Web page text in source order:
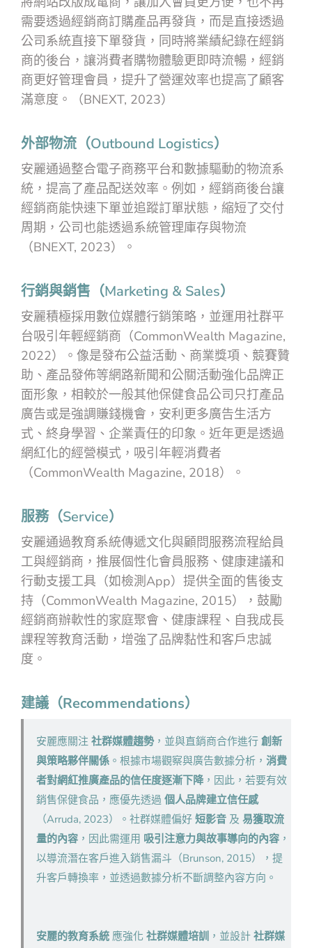
需要透過經銷商訂購產品再發貨，而是直接透過
公司系統直接下單發貨，同時將業績紀錄在經銷
商的後台，讓消費者購物體驗更即時流暢，經銷
商更好管理會員，提升了營運效率也提高了顧客
滿意度。（BNEXT, 2023）
外部物流（Outbound Logistics）
安麗通過整合電子商務平台和數據驅動的物流系
統，提高了產品配送效率。例如，經銷商後台讓
經銷商能快速下單並追蹤訂單狀態，縮短了交付
周期，公司也能透過系統管理庫存與物流
（BNEXT, 2023）。
行銷與銷售（Marketing & Sales）
安麗積極採用數位媒體行銷策略，並運用社群平
台吸引年輕經銷商（CommonWealth Magazine,
2022）。像是發布公益活動、商業獎項、競賽贊
助、產品發佈等網路新聞和公關活動強化品牌正
面形象，相較於一般其他保健食品公司只打產品
廣告或是強調賺錢機會，安利更多廣告生活方
式、終身學習、企業責任的印象。近年更是透過
網紅化的經營模式，吸引年輕消費者
（CommonWealth Magazine, 2018）。
服務（Service）
安麗通過教育系統傳遞文化與顧問服務流程給員
工與經銷商，推展個性化會員服務、健康建議和
行動支援工具（如檢測App）提供全面的售後支
持（CommonWealth Magazine, 2015），鼓勵
經銷商辦軟性的家庭聚會、健康課程、自我成長
課程等教育活動，增強了品牌黏性和客戶忠誠
度。
建議（Recommendations）
安麗應關注 社群媒體趨勢，並與直銷商合作進行 創新
與策略夥伴關係 。根據市場觀察與廣告數據分析， 消費
者對網紅推廣產品的信任度逐漸下降 ，因此，若要有效
銷售保健食品，應優先透過 個人品牌建立信任感
（Arruda, 2023）。社群媒體偏好 短影音 及 易獲取流
量的內容 ，因此需運用 吸引注意力與故事導向的內容 ，
以導流潛在客戶進入銷售漏斗（Brunson, 2015），提
升客戶轉換率，並透過數據分析不斷調整內容方向。
安麗的教育系統 應強化 社群媒體培訓 ，並設計 社群媒